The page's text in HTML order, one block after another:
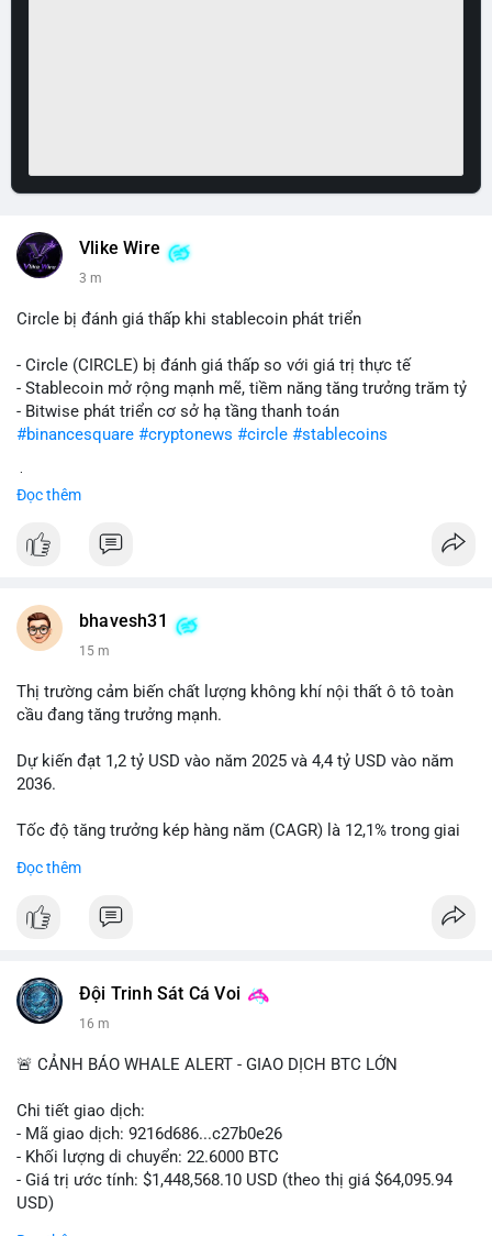
Vlike Wire
3 m
Circle bị đánh giá thấp khi stablecoin phát triển
- Circle (CIRCLE) bị đánh giá thấp so với giá trị thực tế
- Stablecoin mở rộng mạnh mẽ, tiềm năng tăng trưởng trăm tỷ
- Bitwise phát triển cơ sở hạ tầng thanh toán
#binancesquare #cryptonews #circle #stablecoins
Đọc thêm
bhavesh31
15 m
Thị trường cảm biến chất lượng không khí nội thất ô tô toàn
cầu đang tăng trưởng mạnh.
Dự kiến đạt 1,2 tỷ USD vào năm 2025 và 4,4 tỷ USD vào năm
2036.
Tốc độ tăng trưởng kép hàng năm (CAGR) là 12,1% trong giai
trong xe.
điểm nhé!
Đọc thêm
Đội Trinh Sát Cá Voi
16 m
🚨 CẢNH BÁO WHALE ALERT - GIAO DỊCH BTC LỚN
Chi tiết giao dịch:
- Mã giao dịch: 9216d686...c27b0e26
- Khối lượng di chuyển: 22.6000 BTC
- Giá trị ước tính: $1,448,568.10 USD (theo thị giá $64,095.94
USD)